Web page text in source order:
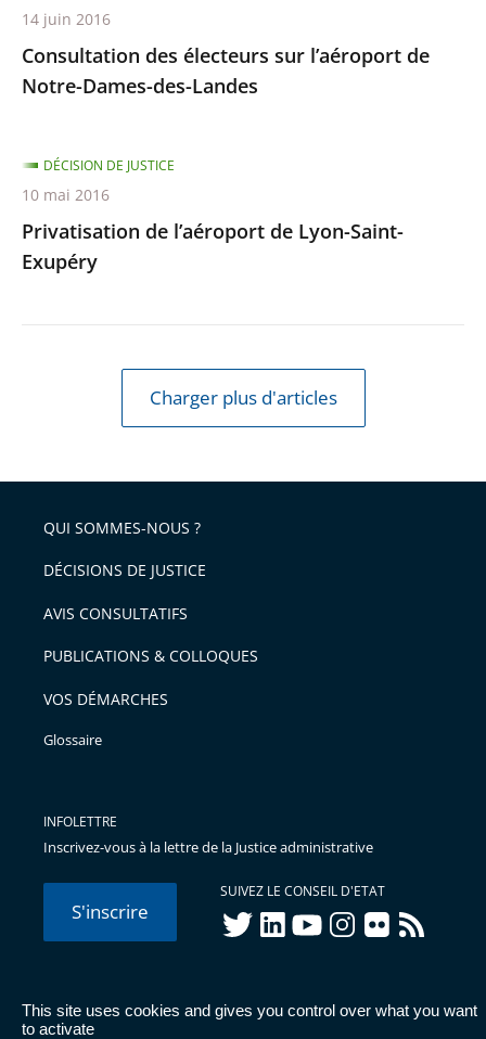
This site uses cookies and gives you control over what you want
to activate
Consultation des électeurs sur l’aéroport de
Notre-Dames-des-Landes
14 juin 2016
Privatisation de l’aéroport de Lyon-Saint-
Exupéry
DÉCISION DE JUSTICE
10 mai 2016
Charger plus d'articles
QUI SOMMES-NOUS ?
DÉCISIONS DE JUSTICE
AVIS CONSULTATIFS
PUBLICATIONS & COLLOQUES
VOS DÉMARCHES
Glossaire
INFOLETTRE
Inscrivez-vous à la lettre de la Justice administrative
S'inscrire
SUIVEZ LE CONSEIL D'ETAT
twitterlinkedInyoutubeinstagram
flickr rss
© Conseil d'État 2026 - Mentions légales
Données